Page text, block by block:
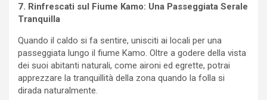
7. Rinfrescati sul Fiume Kamo: Una Passeggiata Serale
Tranquilla
Quando il caldo si fa sentire, unisciti ai locali per una
passeggiata lungo il fiume Kamo. Oltre a godere della vista
dei suoi abitanti naturali, come aironi ed egrette, potrai
apprezzare la tranquillità della zona quando la folla si
dirada naturalmente.